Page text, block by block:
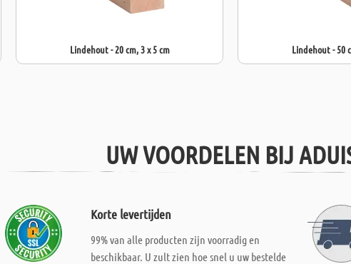
Lindehout - 20 cm, 3 x 5 cm Lindehout - 50
UW VOORDELEN BIJ
Korte levertijden
99% van alle producten zijn voorradig en
beschikbaar. U zult zien hoe snel u uw bestelde